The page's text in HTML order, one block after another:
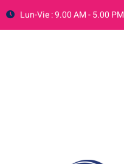
Lun-Vie : 9.00 AM - 5.00 PM